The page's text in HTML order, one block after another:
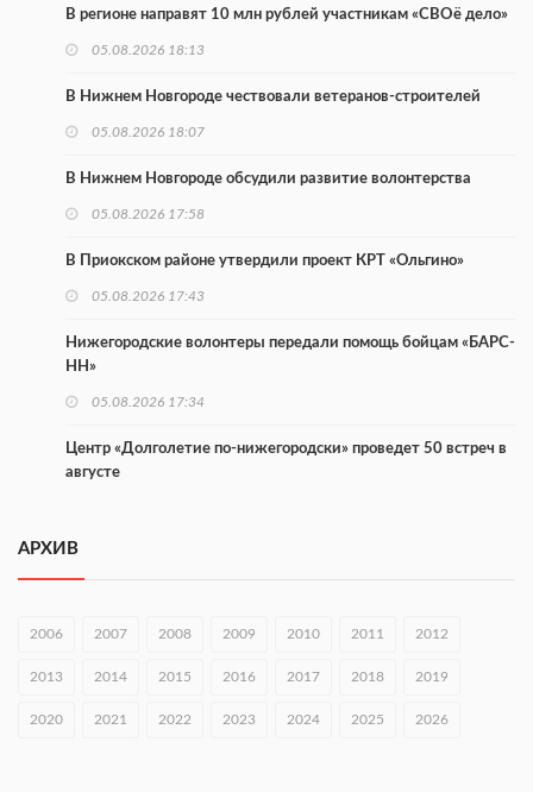
В регионе направят 10 млн рублей участникам «СВОё дело»
05.08.2026 18:13
В Нижнем Новгороде чествовали ветеранов-строителей
05.08.2026 18:07
В Нижнем Новгороде обсудили развитие волонтерства
05.08.2026 17:58
В Приокском районе утвердили проект КРТ «Ольгино»
05.08.2026 17:43
Нижегородские волонтеры передали помощь бойцам «БАРС-
НН»
05.08.2026 17:34
Центр «Долголетие по-нижегородски» проведет 50 встреч в
августе
Совет молодых ученых начал работу при правительстве
региона
АРХИВ
2006 2007 2008 2009 2010 2011 2012
2013 2014 2015 2016 2017 2018 2019
2020 2021 2022 2023 2024 2025 2026